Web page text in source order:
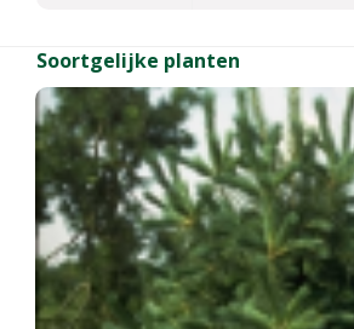
Soortgelijke planten